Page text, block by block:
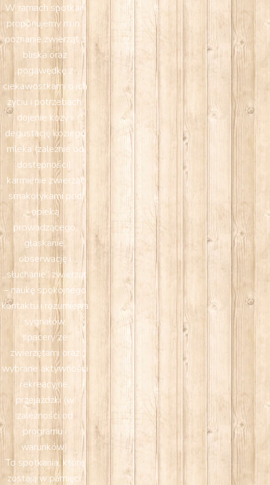
W ramach spotkań
proponujemy m.in.:
poznanie zwierząt z
bliska oraz
pogawędkę z
ciekawostkami o ich
życiu i potrzebach,
dojenie kozy i
degustację koziego
mleka (zależnie od
dostępności),
karmienie zwierząt
smakołykami pod
opieką
prowadzącego,
głaskanie,
obserwację i
„słuchanie” zwierząt
– naukę spokojnego
kontaktu i rozumienia
sygnałów,
spacery ze
zwierzętami oraz
wybrane aktywności
rekreacyjne,
przejażdżki (w
zależności od
programu i
warunków).
To spotkania, które
zostają w pamięci: